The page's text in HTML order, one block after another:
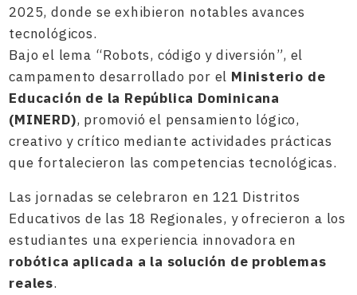
2025, donde se exhibieron notables avances
tecnológicos.
Bajo el lema “Robots, código y diversión”, el
campamento desarrollado por el Ministerio de
Educación de la República Dominicana
(MINERD), promovió el pensamiento lógico,
creativo y crítico mediante actividades prácticas
que fortalecieron las competencias tecnológicas.
Las jornadas se celebraron en 121 Distritos
Educativos de las 18 Regionales, y ofrecieron a los
estudiantes una experiencia innovadora en
robótica aplicada a la solución de problemas
reales.